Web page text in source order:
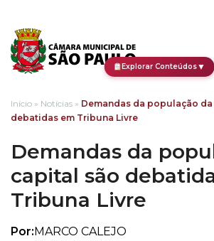
Explorar Conteúdos▼
Início » Notícias » Demandas da população
debatidas em Tribuna Livre
Demandas da
capital são
Tribuna Livre
Por:MARCO CALEJO